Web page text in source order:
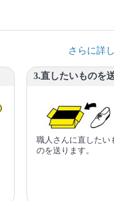
さらに詳
3.直したいものを
職人さんに直したい
のを送ります。